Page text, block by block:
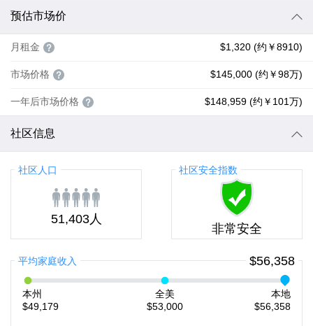
预估市场价
月租金 $1,320 (约￥8910)
市场价格 $145,000 (约￥98万)
一年后市场价格 $148,959 (约￥101万)
社区信息
社区人口
51,403人
社区安全指数
非常安全
平均家庭收入 $56,358
本州
$49,179
全美
$53,000
本地
$56,358